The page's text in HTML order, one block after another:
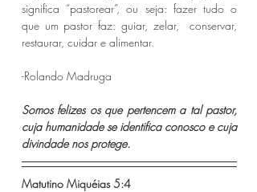
significa “pastorear”, ou seja: fazer tudo o
que um pastor faz: guiar, zelar,  conservar,
restaurar, cuidar e alimentar.
-Rolando Madruga
Somos felizes os que pertencem a tal pastor,
cuja humanidade se identifica conosco e cuja
divindade nos protege.
Matutino Miquéias 5:4